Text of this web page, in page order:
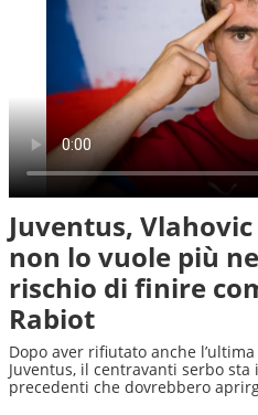
Juventus,
non lo vuole più
rischio di finire
Rabiot
Dopo aver rifiutato anche
Juventus, il centravanti serbo
precedenti che dovrebbero